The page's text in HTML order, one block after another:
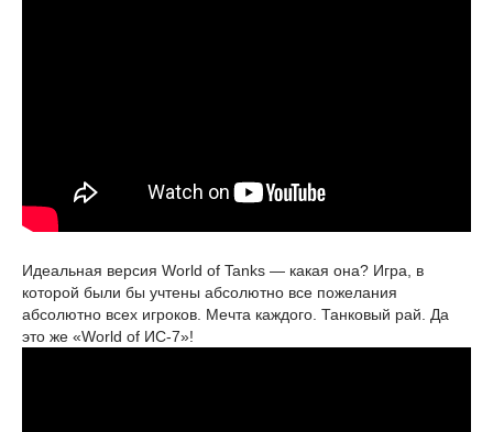
Идеальная версия World of Tanks — какая она? Игра, в
которой были бы учтены абсолютно все пожелания
абсолютно всех игроков. Мечта каждого. Танковый рай. Да
это же «World of ИС-7»!